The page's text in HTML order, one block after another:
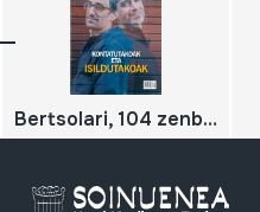
Bertsolari, 104 zenbakia; Kontatutakoak eta isildutakoak